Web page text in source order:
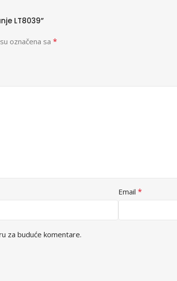
LT8039”
označena sa *
Email *
za buduće komentare.